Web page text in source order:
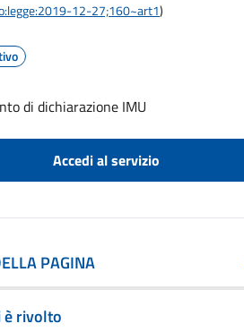
12-27;160~art1)
di dichiarazione IMU
Accedi al servizio
PAGINA
è rivolto